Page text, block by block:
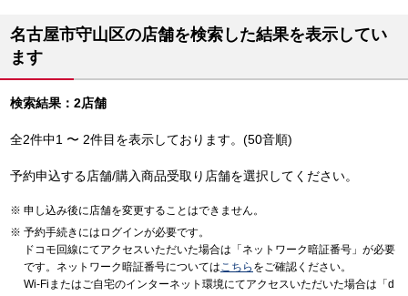
名古屋市守山区の店舗を検索した結果を表示してい
ます
検索結果：2店舗
全2件中1 〜 2件目を表示しております。(50音順)
予約申込する店舗/購入商品受取り店舗を選択してください。
申し込み後に店舗を変更することはできません。
予約手続きにはログインが必要です。
ドコモ回線にてアクセスいただいた場合は「ネットワーク暗証番号」が必要
です。ネットワーク暗証番号についてはこちら をご確認ください。
Wi-Fiまたはご自宅のインターネット環境にてアクセスいただいた場合は「d